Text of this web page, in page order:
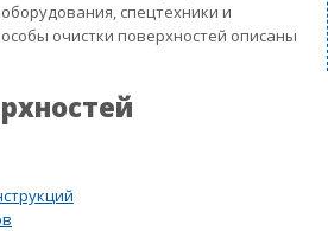
спецтехники и
очистки поверхностей описаны